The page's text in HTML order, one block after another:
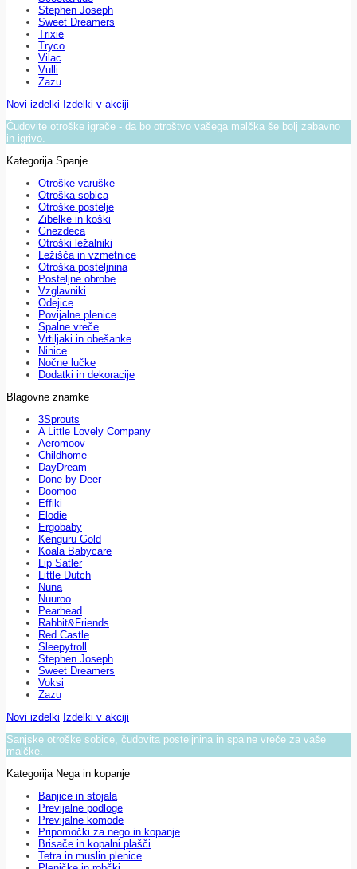
Stephen Joseph
Sweet Dreamers
Trixie
Tryco
Vilac
Vulli
Zazu
Novi izdelki Izdelki v akciji
Čudovite otroške igrače - da bo otroštvo vašega malčka še bolj zabavno
in igrivo.
Kategorija Spanje
Otroške varuške
Otroška sobica
Otroške postelje
Zibelke in koški
Gnezdeca
Otroški ležalniki
Ležišča in vzmetnice
Otroška posteljnina
Posteljne obrobe
Vzglavniki
Odejice
Povijalne plenice
Spalne vreče
Vrtiljaki in obešanke
Ninice
Nočne lučke
Dodatki in dekoracije
Blagovne znamke
3Sprouts
A Little Lovely Company
Aeromoov
Childhome
DayDream
Done by Deer
Doomoo
Effiki
Elodie
Ergobaby
Kenguru Gold
Koala Babycare
Lip Satler
Little Dutch
Nuna
Nuuroo
Pearhead
Rabbit&Friends
Red Castle
Sleepytroll
Stephen Joseph
Sweet Dreamers
Voksi
Zazu
Novi izdelki Izdelki v akciji
Sanjske otroške sobice, čudovita posteljnina in spalne vreče za vaše
malčke.
Kategorija Nega in kopanje
Banjice in stojala
Previjalne podloge
Previjalne komode
Pripomočki za nego in kopanje
Brisače in kopalni plašči
Tetra in muslin plenice